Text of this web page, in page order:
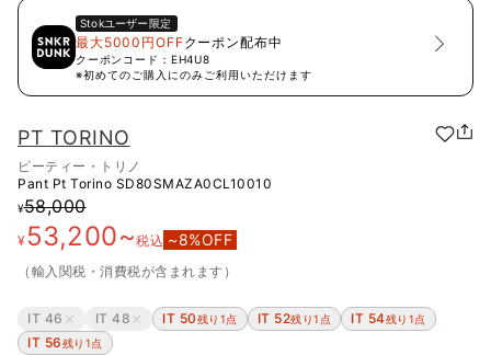
Stokユーザー限定
最大5000円OFFクーポン配布中
クーポンコード： EH4U8
※初めてのご購入にのみご利用いただけます
PT TORINO
ピーティー・トリノ
Pant Pt Torino SD80SMAZA0CL10010
¥58,000
¥ 53,200~税込 ~8%OFF
（輸入関税・消費税が含まれます）
IT 46 IT 48 IT 50残り1点 IT 52残り1点 IT 54残り1点
IT 56残り1点